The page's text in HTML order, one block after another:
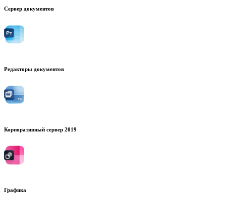
Сервер документов
Редакторы документов
Корпоративный сервер 2019
Графика